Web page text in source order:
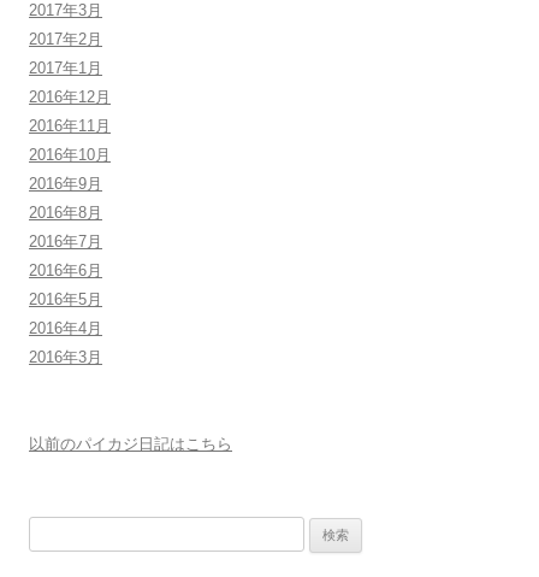
2017年3月
2017年2月
2017年1月
2016年12月
2016年11月
2016年10月
2016年9月
2016年8月
2016年7月
2016年6月
2016年5月
2016年4月
2016年3月
以前のパイカジ日記はこちら